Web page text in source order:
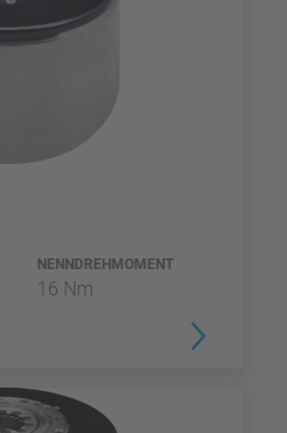
NENNDREHMOMENT
16 Nm